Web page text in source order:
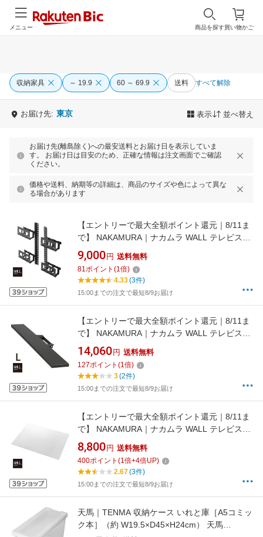
買い物かご
商品を探す
メニュー
収納家具 ～ 19.9 60 ～ 69.9 送料 すべて解除
お届け先: 東京 表示 並べ替え
お届け先(離島除く)への最安送料とお届け日を表示していま
す。 お届け日は目安のため、正確な情報は注文画面でご確認
ください。
価格や送料、納期等の詳細は、商品のサイズや色によって異な
る場合があります
【エントリーで最大全額ポイント還元｜8/11ま
で】 NAKAMURA｜ナカムラ WALL テレビスタ
ンド V2・V3・V4・V5・A2ラージタイプ・
PRO対応 マルチデバイスホルダー
WLMH95119
9,000 円 送料無料
81ポイント (1倍)
4.33(3件)
15:00までの注文で最短8/9お届け
【エントリーで最大全額ポイント還元｜8/11ま
で】 NAKAMURA｜ナカムラ WALL テレビスタ
ンド V2・V3・V5対応 サウンドバー棚板 Lサイ
ズ 幅118cm M05000151 サテンブラック
14,060 円 送料無料
127ポイント (1倍)
3(2件)
15:00までの注文で最短8/9お届け
【エントリーで最大全額ポイント還元｜8/11ま
で】 NAKAMURA｜ナカムラ WALL テレビスタ
ンド V3ロータイプ専用 ポリカーボネートフロ
アシート M05000251
8,800 円 送料無料
400ポイント (1倍+4倍UP)
2.67(3件)
15:00までの注文で最短8/9お届け
天馬｜TENMA 収納ケース いれと庫［A5コミッ
ク本］（約 W19.5×D45×H24cm） 天馬